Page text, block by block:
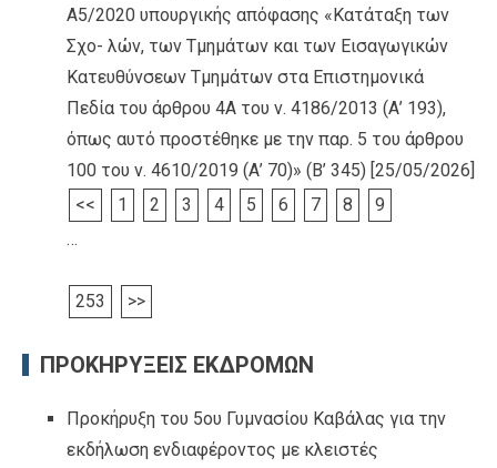
Α5/2020 υπουργικής απόφασης «Κατάταξη των
Σχο- λών, των Τμημάτων και των Εισαγωγικών
Κατευθύνσεων Τμημάτων στα Επιστημονικά
Πεδία του άρθρου 4Α του ν. 4186/2013 (Α’ 193),
όπως αυτό προστέθηκε με την παρ. 5 του άρθρου
100 του ν. 4610/2019 (Α’ 70)» (Β’ 345) [25/05/2026]
<<
1 2 3 4 5 6 7 8
9
…
253 >>
ΠΡΟΚΗΡΥΞΕΙΣ ΕΚΔΡΟΜΩΝ
Προκήρυξη του 5ου Γυμνασίου Καβάλας για την
εκδήλωση ενδιαφέροντος με κλειστές